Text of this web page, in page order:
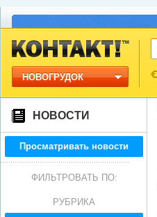
НОВОГРУДОК
НОВОСТИ
Просматривать новости
ФИЛЬТРОВАТЬ ПО:
РУБРИКА